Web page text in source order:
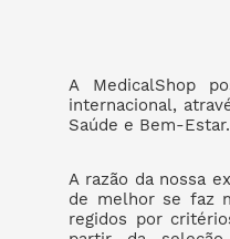
A MedicalShop
internacional,
Saúde e Bem-Estar.
A razão da nossa
de melhor se faz
regidos por